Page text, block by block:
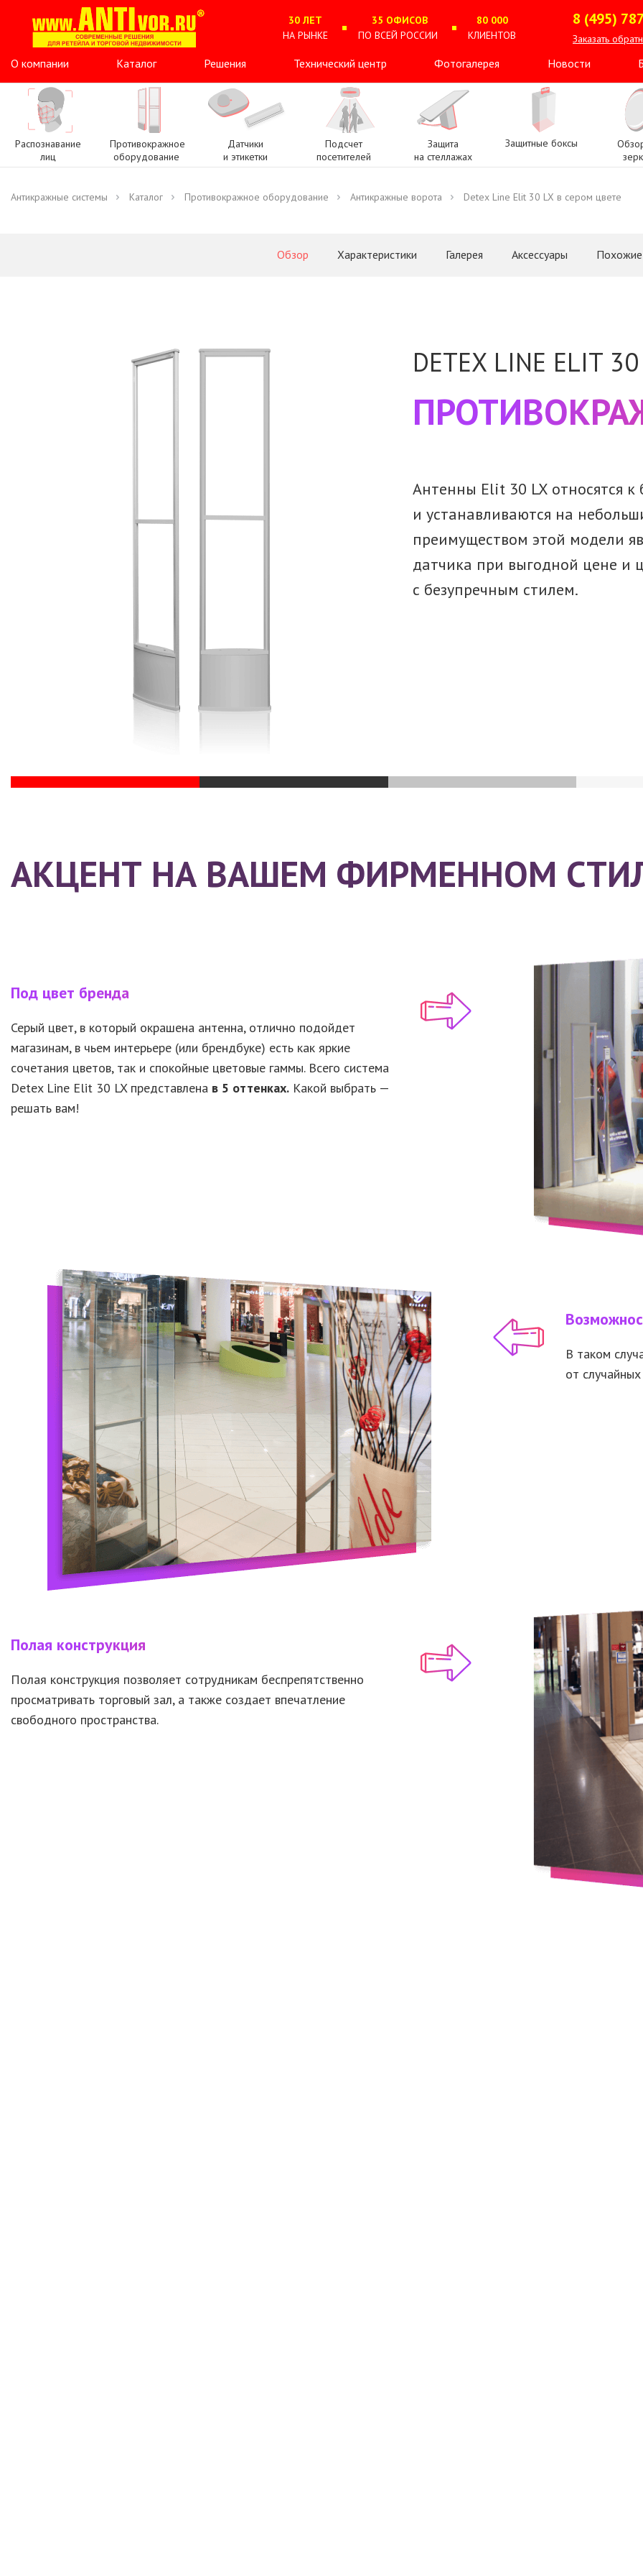
30 ЛЕТ
НА РЫНКЕ
35 ОФИСОВ
ПО ВСЕЙ РОССИИ
80 000
КЛИЕНТОВ
8 (495)
Заказать
О компании Каталог Решения Технический центр Фотогалерея Новости
Распознавание
лиц
Противокражное
оборудование
Датчики
и этикетки
Подсчет
посетителей
Защита
на стеллажах
Защитные боксы
Антикражные системы Каталог Противокражное оборудование Антикражные ворота Detex Line Elit 30 LX в сером цвете
Обзор Характеристики Галерея Аксессуары
DETEX LINE ELIT
Антенны Elit 30 LX относятся к
и устанавливаются на
преимуществом этой модели
датчика при выгодной цене и
с безупречным стилем.
АКЦЕНТ НА ВАШЕМ ФИРМЕННОМ
Под цвет бренда
Серый цвет, в который окрашена антенна, отлично подойдет
магазинам, в чьем интерьере (или брендбуке) есть как яркие
сочетания цветов, так и спокойные цветовые гаммы. Всего система
Detex Line Elit 30 LXпредставлена в 5 оттенках. Какой выбрать —
решать вам!
В таком
от случайных
Полая конструкция
Полая конструкция позволяет сотрудникам беспрепятственно
просматривать торговый зал, а также создает впечатление
свободного пространства.